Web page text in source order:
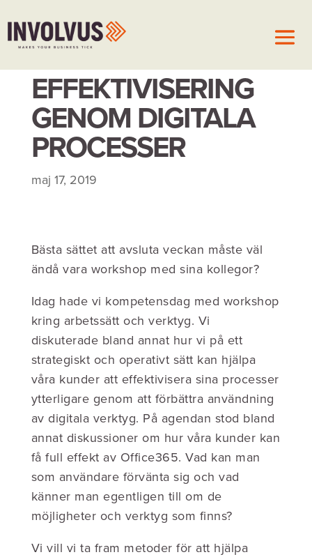
EFFEKTIVISERING
GENOM DIGITALA
PROCESSER
maj 17, 2019
Bästa sättet att avsluta veckan måste väl
ändå vara workshop med sina kollegor?
Idag hade vi kompetensdag med workshop
kring arbetssätt och verktyg. Vi
diskuterade bland annat hur vi på ett
strategiskt och operativt sätt kan hjälpa
våra kunder att effektivisera sina processer
ytterligare genom att förbättra användning
av digitala verktyg. På agendan stod bland
annat diskussioner om hur våra kunder kan
få full effekt av Office365. Vad kan man
som användare förvänta sig och vad
känner man egentligen till om de
möjligheter och verktyg som finns?
Vi vill vi ta fram metoder för att hjälpa